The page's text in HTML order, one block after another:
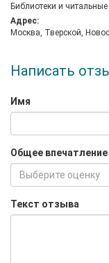
Библиотеки и
Адрес:
Москва, Тверской,
Написать
Имя
Общее впечатление
Выберите оценку
Текст отзыва